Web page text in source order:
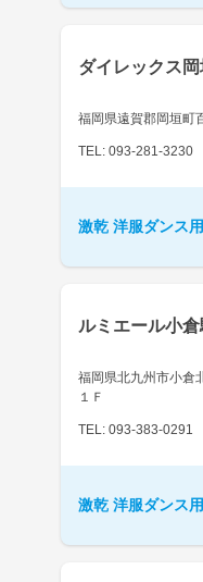
ダイレックス
福岡県遠賀郡岡垣町
TEL: 093-281-3230
激乾 洋服ダンス
ルミエール小
福岡県北九州市小倉
１Ｆ
TEL: 093-383-0291
激乾 洋服ダンス